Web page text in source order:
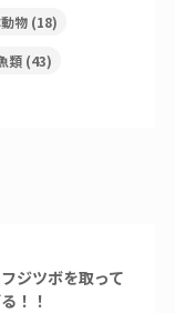
物(18)
類(43)
ジツボを取って
！！